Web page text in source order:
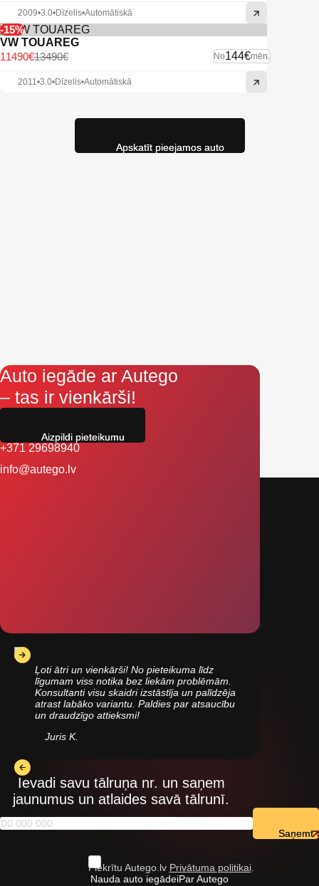
2009•3.0•Dīzelis•Automātiskā
-15%
VW TOUAREG
No144€mēn.
13490€
11490€
2011•3.0•Dīzelis•Automātiskā
Auto iegāde ar Autego
– tas ir vienkārši!
+371 29698940
info@autego.lv
Ļoti ātri un vienkārši! No pieteikuma līdz
līgumam viss notika bez liekām problēmām.
Konsultanti visu skaidri izstāstīja un palīdzēja
atrast labāko variantu. Paldies par atsaucību
un draudzīgo attieksmi!
Juris K.
Ievadi savu tālruņa nr. un saņem
jaunumus un atlaides savā tālrunī.
Piekrītu Autego.lv Privātuma politikai.
Nauda auto iegādeiPar Autego